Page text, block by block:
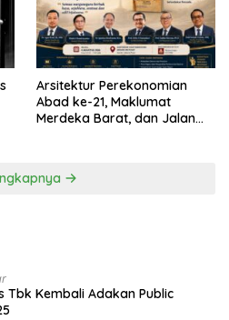
Arsitektur Perekonomian
Abad ke-21, Maklumat
Merdeka Barat, dan Jalan
Tbk Kembali Adakan Public